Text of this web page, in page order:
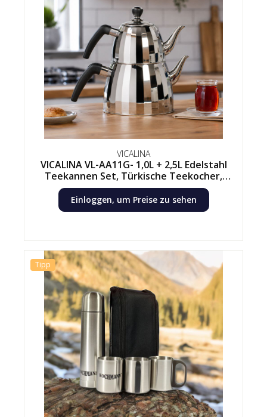
VICALINA
VICALINA VL-AA11G- 1,0L + 2,5L Edelstahl
Teekannen Set, Türkische Teekocher,
Çaydanlık, Samowar, Induktion
Einloggen, um Preise zu sehen
Tipp